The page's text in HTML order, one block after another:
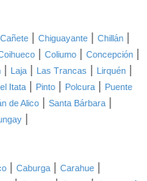
Cañete | Chiguayante | Chillán |
| Coliumo | Concepción |
| Laja | Las Trancas | Lirquén |
Itata | Pinto | Polcura | Puente
de Alico | Santa Bárbara |
|
| Caburga | Carahue |